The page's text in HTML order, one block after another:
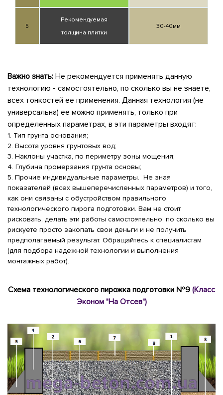
5
Рекомендуемая
толщина плитки
30-40мм
Важно знать: Не рекомендуется применять данную
технологию - самостоятельно, по сколько вы не знаете,
всех тонкостей ее применения. Данная технология (не
универсальна) ее можно применять, только при
определенных параметрах, в эти параметры входят:
1. Тип грунта основания;
2. Высота уровня грунтовых вод;
3. Наклоны участка, по периметру зоны мощения;
4. Глубина промерзания грунта основы;
5. Прочие индивидуальные параметры. Не зная
показателей (всех вышеперечисленных параметров) и того,
как они связаны с обустройством правильного
технологического пирога подготовки. Вам не стоит
рисковать, делать эти работы самостоятельно, по сколько вы
рискуете просто закопать свои деньги и не получить
предполагаемый результат. Обращайтесь к специалистам
(для подбора надежной технологии и выполнения
монтажных работ).
Схема технологического пирожка подготовки №9 (Класс
Эконом "На Отсев")